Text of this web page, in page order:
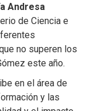
Andresa
de Ciencia e
no superen los
este año.
en el área de
y las